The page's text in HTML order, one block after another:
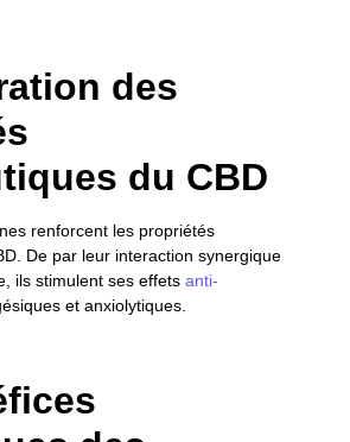
des
du CBD
renforcent les propriétés
De par leur interaction synergique
ils stimulent ses effets anti-
et anxiolytiques.